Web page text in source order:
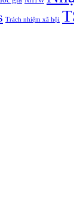
Trách nhiệm xã hội